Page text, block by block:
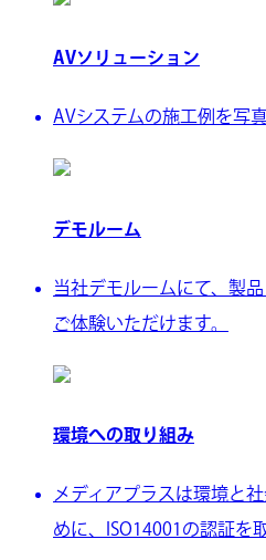
AVソリューション
AVシステムの施工例を写
デモルーム
当社デモルームにて、製
ご体験いただけます。
環境への取り組み
メディアプラスは環境と
めに、ISO14001の認証を